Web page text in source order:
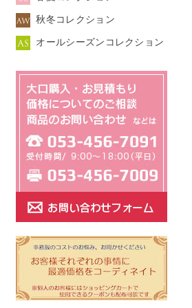
秋冬コレクション
オールシーズンコレクション